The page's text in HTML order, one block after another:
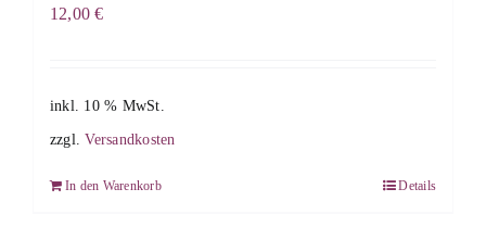
12,00€
inkl. 10 % MwSt.
zzgl.Versandkosten
In den Warenkorb Details